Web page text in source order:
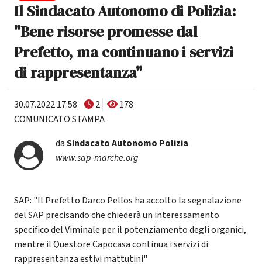
Il Sindacato Autonomo di Polizia:
"Bene risorse promesse dal
Prefetto, ma continuano i servizi
di rappresentanza"
30.07.2022 17:58 2
178
COMUNICATO STAMPA
daSindacato Autonomo Polizia
www.sap-marche.org
SAP: "Il Prefetto Darco Pellos ha accolto la segnalazione
del SAP precisando che chiederà un interessamento
specifico del Viminale per il potenziamento degli organici,
mentre il Questore Capocasa continua i servizi di
rappresentanza estivi mattutini"